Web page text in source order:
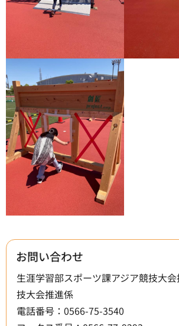
お問い合わせ
生涯学習部スポーツ課アジア競技大
技大会推進係
電話番号：0566-75-3540